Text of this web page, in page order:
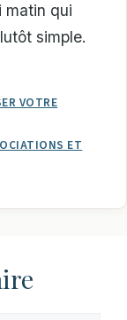
matin qui
simple.
VOTRE
ET